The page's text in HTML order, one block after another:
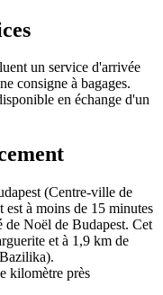
un service d'arrivée
consigne à bagages.
en échange d'un
(Centre-ville de
à moins de 15 minutes
Noël de Budapest. Cet
et à 1,9 km de
kilomètre près